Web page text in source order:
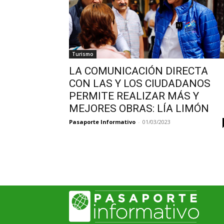
Turismo
LA COMUNICACIÓN DIRECTA
CON LAS Y LOS CIUDADANOS
PERMITE REALIZAR MÁS Y
MEJORES OBRAS: LÍA LIMÓN
Pasaporte Informativo - 01/03/2023